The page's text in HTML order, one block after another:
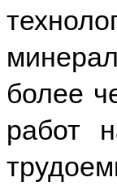
более
работ